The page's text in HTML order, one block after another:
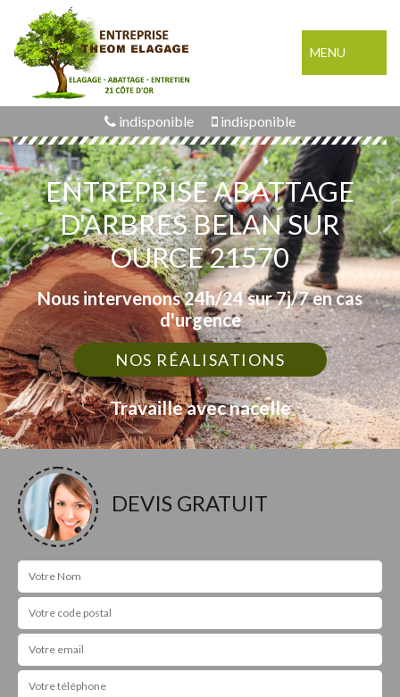
MENU
indisponible indisponible
ENTREPRISE ABATTAGE
D'ARBRES BELAN SUR
OURCE 21570
Nous intervenons 24h/24 sur 7j/7 en cas
d'urgence
NOS RÉALISATIONS
Travaille avec nacelle
DEVIS GRATUIT